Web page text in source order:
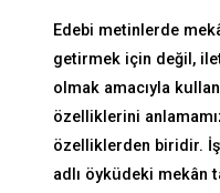
Edebi metinlerde
getirmek için değil,
olmak amacıyla
özelliklerini
özelliklerden biridir.
adlı öyküdeki mekân